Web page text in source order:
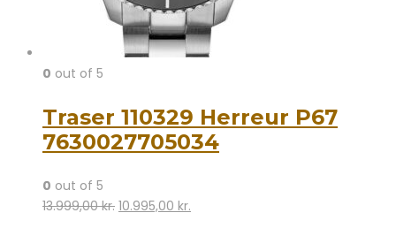
0 out of 5
Traser 110329 Herreur P67
7630027705034
0 out of 5
13.999,00kr. Den
10.995,00 kr.